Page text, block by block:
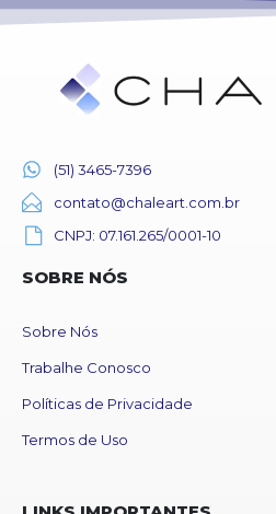
(51) 3465-7396
contato@chaleart.com.br
CNPJ: 07.161.265/0001-10
SOBRE NÓS
Sobre Nós
Trabalhe Conosco
Políticas de Privacidade
Termos de Uso